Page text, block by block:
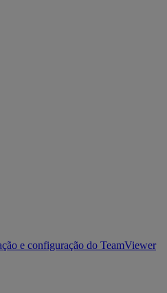
e configuração do TeamViewer